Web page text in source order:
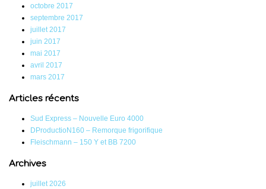
octobre 2017
septembre 2017
juillet 2017
juin 2017
mai 2017
avril 2017
mars 2017
Articles récents
Sud Express – Nouvelle Euro 4000
DProductioN160 – Remorque frigorifique
Fleischmann – 150 Y et BB 7200
Archives
juillet 2026